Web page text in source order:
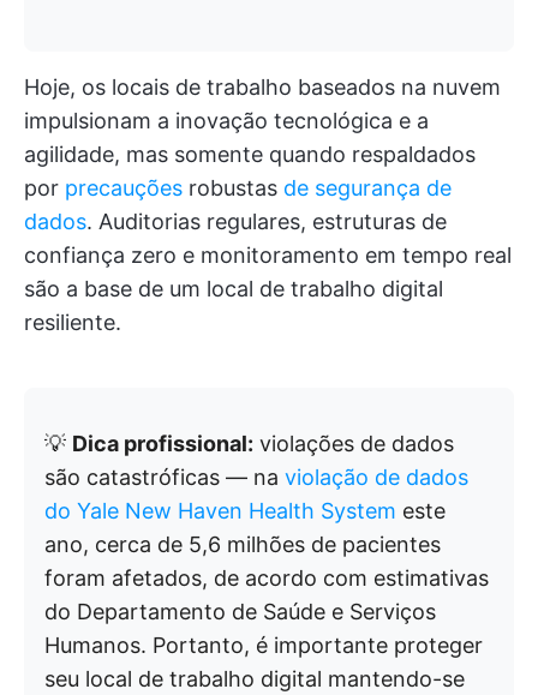
Hoje, os locais de trabalho baseados na nuvem
impulsionam a inovação tecnológica e a
agilidade, mas somente quando respaldados
por precauções robustas de segurança de
dados. Auditorias regulares, estruturas de
confiança zero e monitoramento em tempo real
são a base de um local de trabalho digital
resiliente.
💡 Dica profissional: violações de dados
são catastróficas — na violação de dados
do Yale New Haven Health System este
ano, cerca de 5,6 milhões de pacientes
foram afetados, de acordo com estimativas
do Departamento de Saúde e Serviços
Humanos. Portanto, é importante proteger
seu local de trabalho digital mantendo-se